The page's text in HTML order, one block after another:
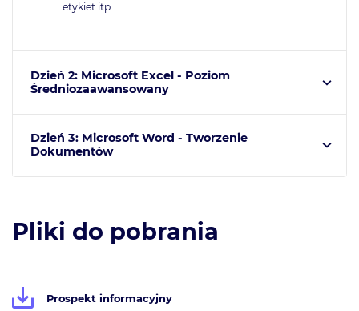
etykiet itp.
Dzień 2: Microsoft Excel - Poziom
Średniozaawansowany
Dzień 3: Microsoft Word - Tworzenie
Dokumentów
Pliki do pobrania
Prospekt informacyjny